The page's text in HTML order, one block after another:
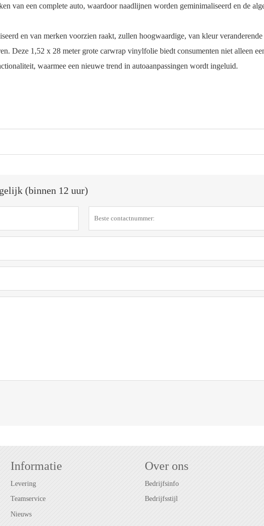
van een complete auto, waardoor naadlijnen worden geminimaliseerd en de
en van merken voorzien raakt, zullen hoogwaardige, van kleur veranderende
Deze 1,52 x 28 meter grote carwrap vinylfolie biedt consumenten niet alleen
waarmee een nieuwe trend in autoaanpassingen wordt ingeluid.
(binnen 12 uur)
Informatie
Levering
Teamservice
Nieuws
Over ons
Bedrijfsinfo
Bedrijfsstijl